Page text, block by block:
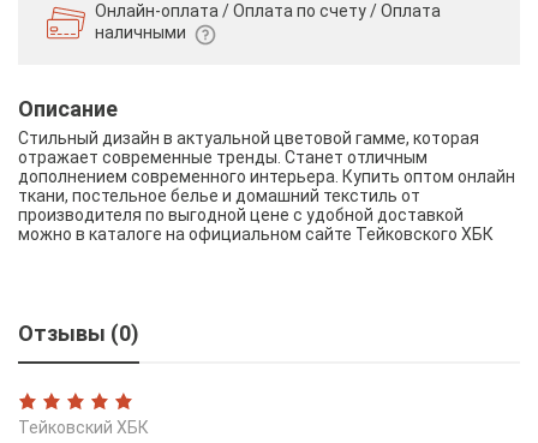
Онлайн-оплата / Оплата по счету /Оплата
наличными
Описание
Стильный дизайн в актуальной цветовой гамме, которая
отражает современные тренды. Станет отличным
дополнением современного интерьера. Купить оптом онлайн
ткани, постельное белье и домашний текстиль от
производителя по выгодной цене с удобной доставкой
можно в каталоге на официальном сайте Тейковского ХБК
Отзывы (0)
Тейковский ХБК